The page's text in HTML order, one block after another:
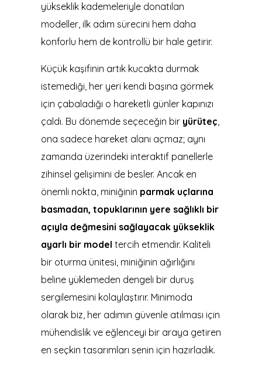
yükseklik kademeleriyle donatılan
modeller, ilk adım sürecini hem daha
konforlu hem de kontrollü bir hale getirir.
Küçük kaşifinin artık kucakta durmak
istemediği, her yeri kendi başına görmek
için çabaladığı o hareketli günler kapınızı
çaldı. Bu dönemde seçeceğin bir yürüteç,
ona sadece hareket alanı açmaz; aynı
zamanda üzerindeki interaktif panellerle
zihinsel gelişimini de besler. Ancak en
önemli nokta, miniğinin parmak uçlarına
basmadan, topuklarının yere sağlıklı bir
açıyla değmesini sağlayacak yükseklik
ayarlı bir model tercih etmendir. Kaliteli
bir oturma ünitesi, miniğinin ağırlığını
beline yüklemeden dengeli bir duruş
sergilemesini kolaylaştırır. Minimoda
olarak biz, her adımın güvenle atılması için
mühendislik ve eğlenceyi bir araya getiren
en seçkin tasarımları senin için hazırladık.